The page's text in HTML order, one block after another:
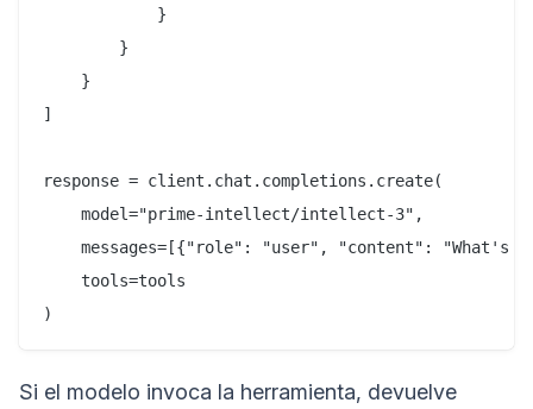
            }
        }
    }
]
response = client.chat.completions.create(
    model="prime-intellect/intellect-3",
messages=[{"role": "user", "content": "What's
    tools=tools
Si el modelo invoca la herramienta, devuelve